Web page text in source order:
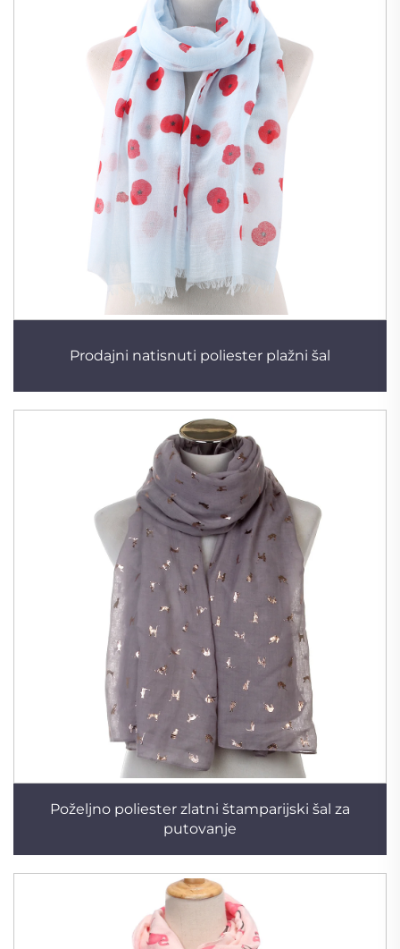
Prodajni natisnuti poliester plažni šal
Poželjno poliester zlatni štamparijski šal za
putovanje